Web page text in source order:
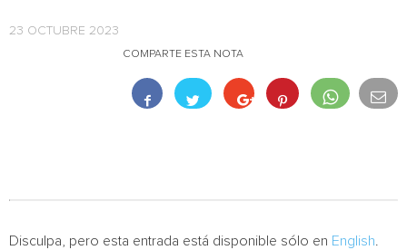
23 OCTUBRE 2023
COMPARTE ESTA NOTA
Disculpa, pero esta entrada está disponible sólo en English